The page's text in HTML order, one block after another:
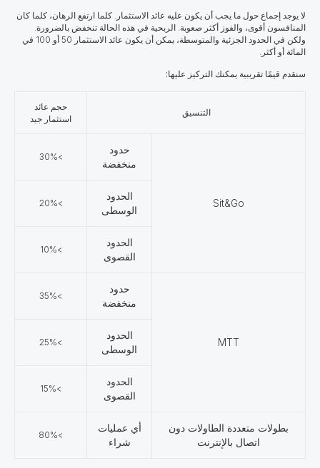
لا يوجد إجماع حول ما يجب أن يكون عليه عائد الاستثمار. كلما ارتفع الرهان، كلما كان
المنافسون أقوى، والفوز أكثر صعوبة. الربحية في هذه الحالة تنخفض بالضرورة.
ولكن في الحدود الجزئية والمتوسطة، يمكن أن يكون عائد الاستثمار 50 أو 100 في
المائة أو أكثر.
سنقدم قيمًا تقريبية يمكنك التركيز عليها:
التنسيق
حجم عائد
استثمار جيد
Sit&Go
حدود
منخفضة
>30%
الحدود
الوسطى
>20%
الحدود
القصوى
>10%
MTT
حدود
منخفضة
>35%
الحدود
الوسطى
>25%
الحدود
القصوى
>15%
بطولات متعددة الطاولات دون
اتصال بالإنترنت
أي عمليات
شراء
>80%